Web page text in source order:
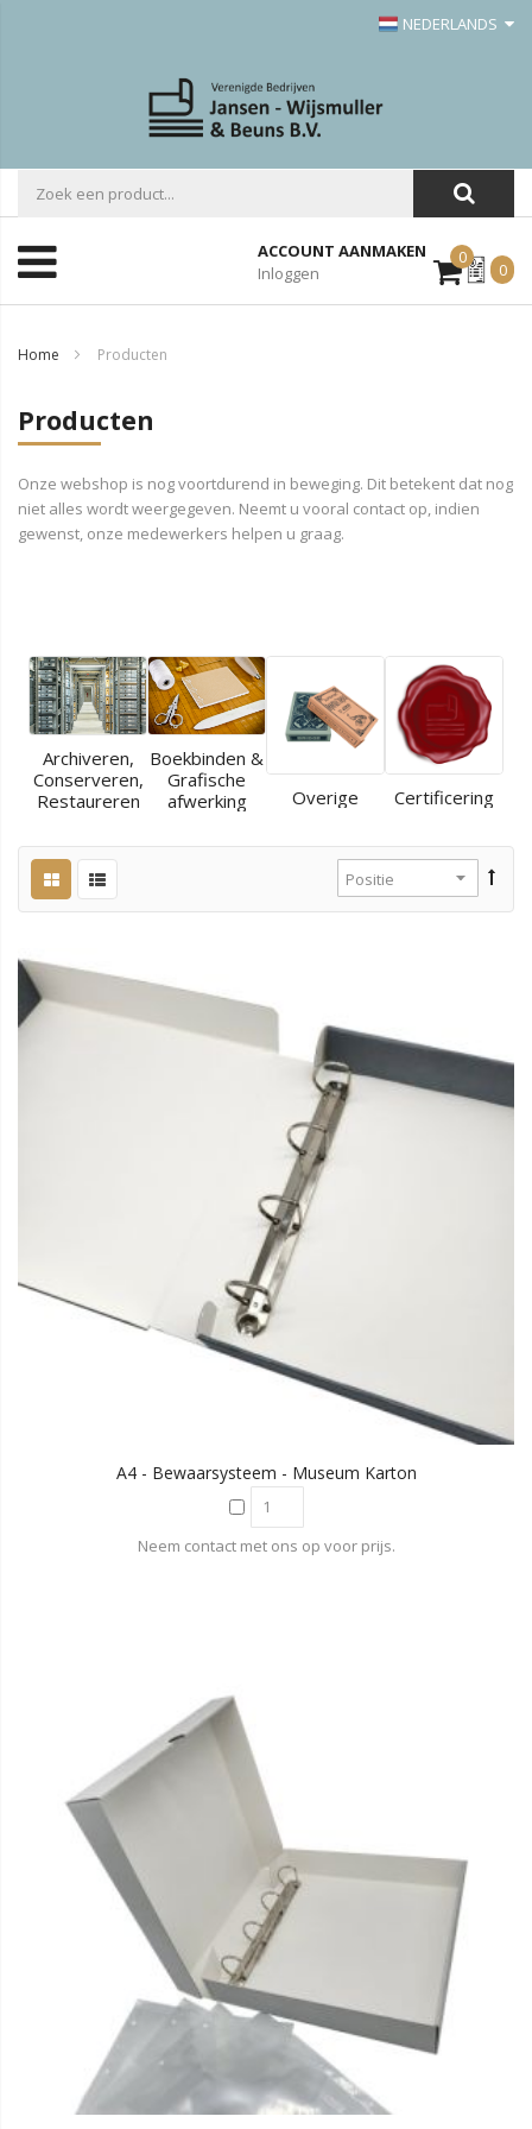
NEDERLANDS
ACCOUNT AANMAKEN
Inloggen
0Mijn
Offerte
0
Home Producten
Producten
Onze webshop is nog voortdurend in beweging. Dit betekent dat nog
niet alles wordt weergegeven. Neemt u vooral contact op, indien
gewenst, onze medewerkers helpen u graag.
Archiveren,
Conserveren,
Restaureren
Boekbinden &
Grafische
afwerking
Overige Certificering
A4 - Bewaarsysteem - Museum Karton
Neem contact met ons op voor prijs.